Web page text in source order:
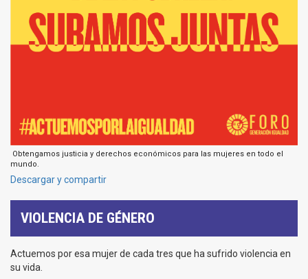
​ Obtengamos justicia y derechos económicos para las mujeres en todo el
mundo.
Descargar y compartir
VIOLENCIA DE GÉNERO
Actuemos por esa mujer de cada tres que ha sufrido violencia en
su vida.